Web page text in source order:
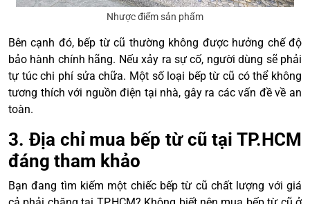
Nhược điểm sản phẩm
Bên cạnh đó, bếp từ cũ thường không được hưởng chế độ
bảo hành chính hãng. Nếu xảy ra sự cố, người dùng sẽ phải
tự túc chi phí sửa chữa. Một số loại bếp từ cũ có thể không
tương thích với nguồn điện tại nhà, gây ra các vấn đề về an
toàn.
3. Địa chỉ mua bếp từ cũ tại TP.HCM
đáng tham khảo
Bạn đang tìm kiếm một chiếc bếp từ cũ chất lượng với giá